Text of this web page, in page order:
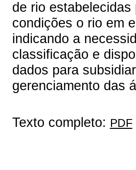
de rio
condições o rio em
indicando a
classificação e
dados para
gerenciamento das
Texto completo: PDF